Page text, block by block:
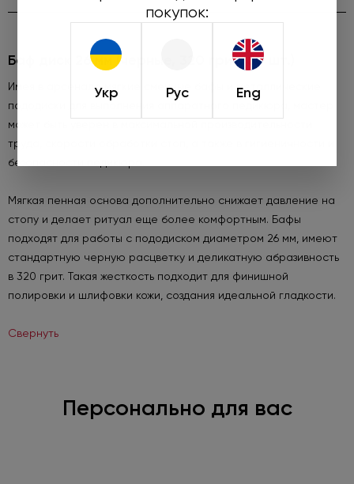
покупок:
Укр Рус Eng
Баф диск 26 мм (черные, 320 грит, 50 шт.)
Имея в арсенале мягкие сменные бафы и металлические
пододиски для выполнения аппаратного педикюра, мастер
может быть уверен в максимальной производительности
труда, скорости обработки стоп, а также в гигиеничности и
безопасности педикюра.
Мягкая пенная основа дополнительно снижает давление на
стопу и делает ритуал еще более комфортным. Бафы
подходят для работы с пододиском диаметром 26 мм, имеют
стандартную черную расцветку и деликатную абразивность
в 320 грит. Такая жесткость подходит для финишной
полировки и шлифовки кожи, создания идеальной гладкости.
Свернуть
Персонально для вас